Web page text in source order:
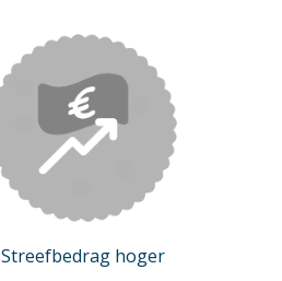
Streefbedrag hoger